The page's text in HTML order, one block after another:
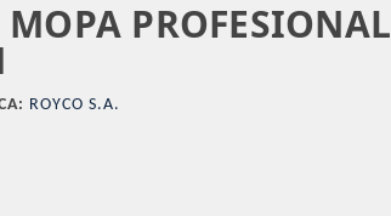
PROFESIONAL
ROYCO S.A.